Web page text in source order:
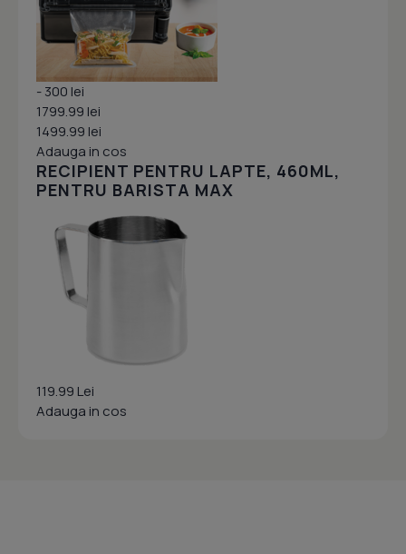
- 300 lei
1799.99 lei
1499.99 lei
Adauga in cos
RECIPIENT PENTRU LAPTE, 460ML,
PENTRU BARISTA MAX
119.99 Lei
Adauga in cos